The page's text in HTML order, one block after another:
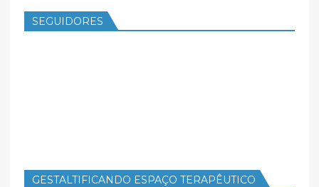
SEGUIDORES
GESTALTIFICANDO ESPAÇO TERAPÊUTICO